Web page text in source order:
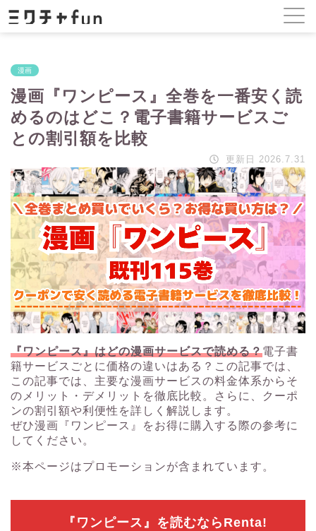
漫画
漫画『ワンピース』全巻を一番安く読
めるのはどこ？電子書籍サービスご
との割引額を比較
更新日 2026.7.31
『ワンピース』はどの漫画サービスで読める？電子書
籍サービスごとに価格の違いはある？この記事では、
この記事では、主要な漫画サービスの料金体系からそ
のメリット・デメリットを徹底比較。さらに、クーポ
ンの割引額や利便性を詳しく解説します。
ぜひ漫画『ワンピース』をお得に購入する際の参考に
してください。
※本ページはプロモーションが含まれています。
『ワンピース』を読むならRenta!